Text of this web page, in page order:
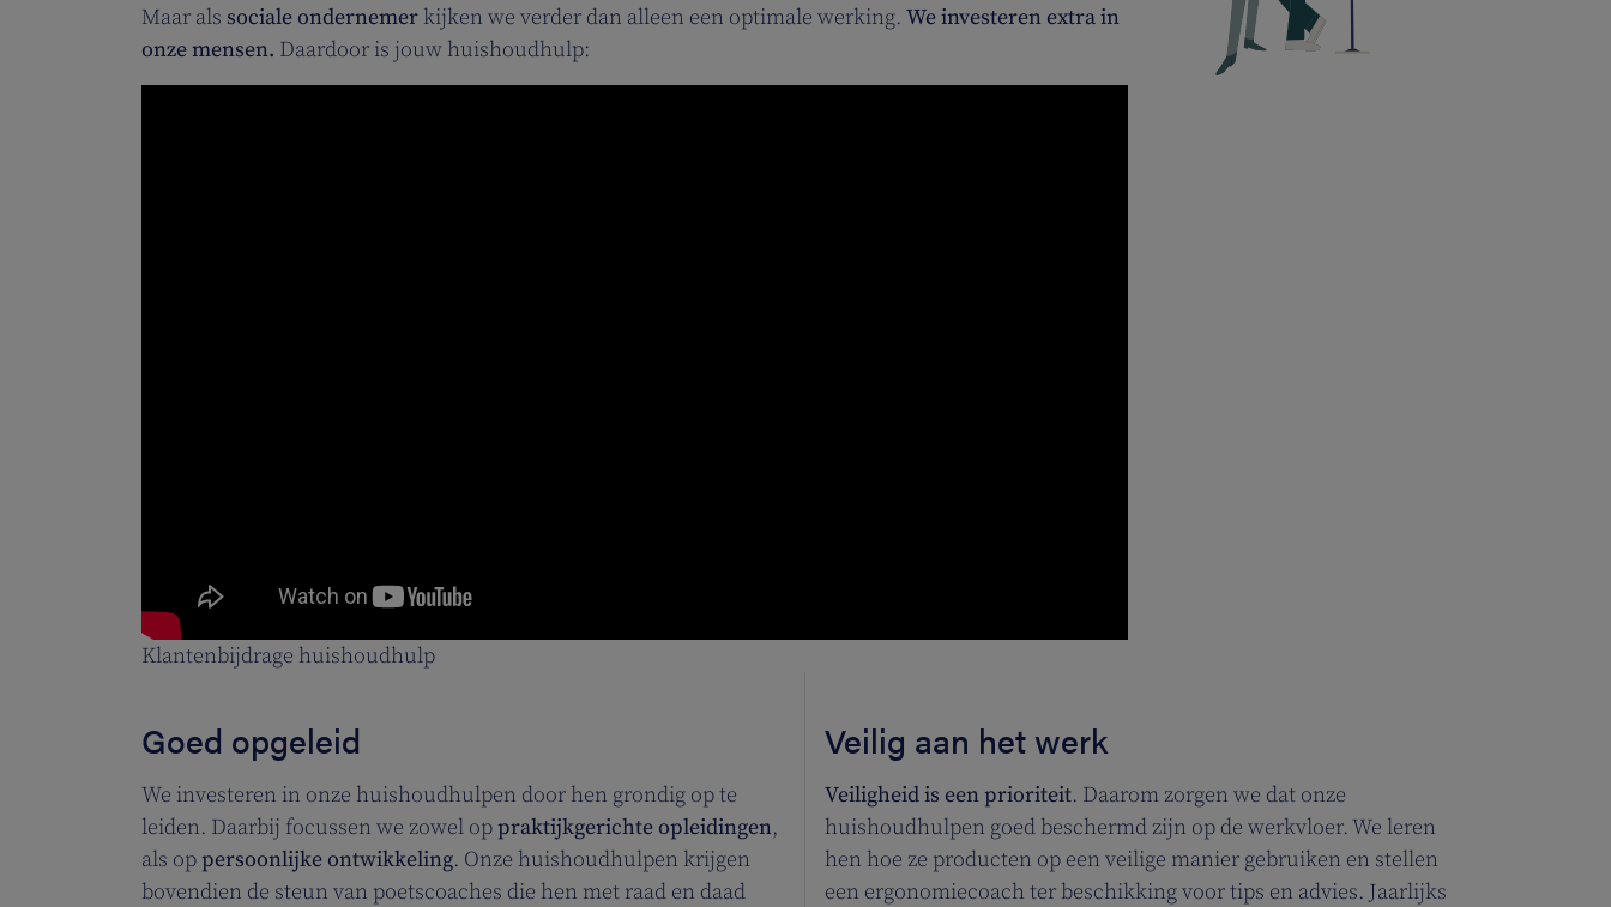
Maar als sociale ondernemer kijken we verder dan alleen een optimale werking. We investeren extra in
onze mensen. Daardoor is jouw huishoudhulp:
Klantenbijdrage huishoudhulp
Goed opgeleid
We investeren in onze huishoudhulpen door hen grondig op te
leiden. Daarbij focussen we zowel oppraktijkgerichte opleidingen,
als oppersoonlijke ontwikkeling. Onze huishoudhulpen krijgen
bovendien de steun van poetscoaches die hen met raad en daad
Veilig aan het werk
Veiligheid is een prioriteit. Daarom zorgen we dat onze
huishoudhulpen goed beschermd zijn op de werkvloer. We leren
hen hoe ze producten op een veilige manier gebruiken en stellen
een ergonomiecoach ter beschikking voor tips en advies. Jaarlijks